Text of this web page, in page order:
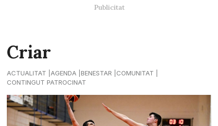
Criar
ACTUALITAT AGENDA BENESTAR
COMUNITAT
CONTINGUT PATROCINAT